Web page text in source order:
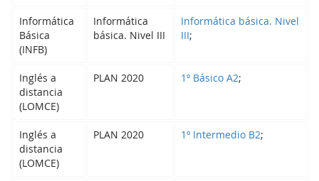
Informática
Básica
(INFB)
Informática
básica. Nivel III
Informática básica. Nivel
III;
Inglés a
distancia
(LOMCE)
PLAN 2020 1º Básico A2;
Inglés a
distancia
(LOMCE)
PLAN 2020 1º Intermedio B2;